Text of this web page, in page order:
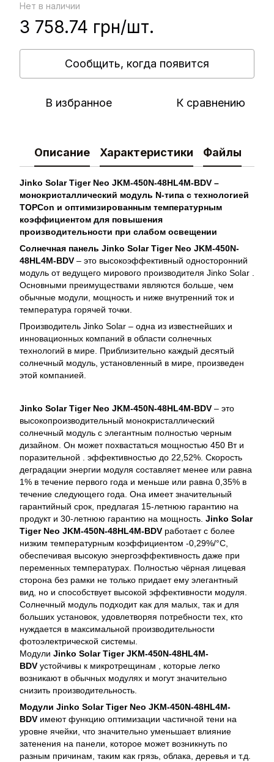
Нет в наличии
3 758.74 грн/шт.
Сообщить, когда появится
В избранное К сравнению
Описание Характеристики Файлы
Jinko Solar Tiger Neo JKM-450N-48HL4M-BDV –
монокристаллический модуль N-типа с технологией
TOPCon и оптимизированным температурным
коэффициентом для повышения
производительности при слабом освещении
Солнечная панель Jinko Solar Tiger Neo JKM-450N-
48HL4M-BDV – это высокоэффективный односторонний
модуль от ведущего мирового производителя Jinko Solar .
Основными преимуществами являются больше, чем
обычные модули, мощность и ниже внутренний ток и
температура горячей точки.
Производитель Jinko Solar – одна из известнейших и
инновационных компаний в области солнечных
технологий в мире. Приблизительно каждый десятый
солнечный модуль, установленный в мире, произведен
этой компанией.
Jinko Solar Tiger Neo JKM-450N-48HL4M-BDV – это
высокопроизводительный монокристаллический
солнечный модуль с элегантным полностью черным
дизайном. Он может похвастаться мощностью 450 Вт и
поразительной . эффективностью до 22,52%. Скорость
деградации энергии модуля составляет менее или равна
1% в течение первого года и меньше или равна 0,35% в
течение следующего года. Она имеет значительный
гарантийный срок, предлагая 15-летнюю гарантию на
продукт и 30-летнюю гарантию на мощность. Jinko Solar
Tiger Neo JKM-450N-48HL4M-BDV работает с более
низким температурным коэффициентом -0,29%/°C,
обеспечивая высокую энергоэффективность даже при
переменных температурах. Полностью чёрная лицевая
сторона без рамки не только придает ему элегантный
вид, но и способствует высокой эффективности модуля.
Солнечный модуль подходит как для малых, так и для
больших установок, удовлетворяя потребности тех, кто
нуждается в максимальной производительности
фотоэлектрической системы.
Модули Jinko Solar Tiger JKM-450N-48HL4M-
BDV устойчивы к микротрещинам , которые легко
возникают в обычных модулях и могут значительно
снизить производительность.
Модули Jinko Solar Tiger Neo JKM-450N-48HL4M-
BDV имеют функцию оптимизации частичной тени на
уровне ячейки, что значительно уменьшает влияние
затенения на панели, которое может возникнуть по
разным причинам, таким как грязь, облака, деревья и т.д.